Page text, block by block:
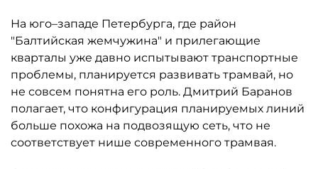
На юго–западе Петербурга, где район
"Балтийская жемчужина" и прилегающие
кварталы уже давно испытывают транспортные
проблемы, планируется развивать трамвай, но
не совсем понятна его роль. Дмитрий Баранов
полагает, что конфигурация планируемых линий
больше похожа на подвозящую сеть, что не
соответствует нише современного трамвая.